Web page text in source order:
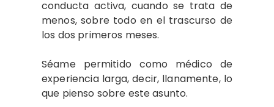
conducta activa, cuando se trata de
menos, sobre todo en el trascurso de
los dos primeros meses.
Séame permitido como médico de
experiencia larga, decir, llanamente, lo
que pienso sobre este asunto.